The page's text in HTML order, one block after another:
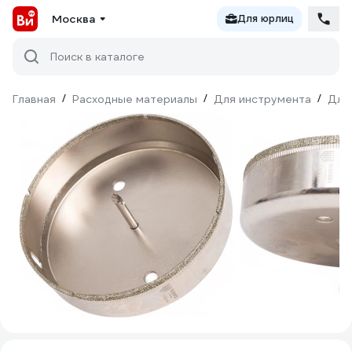
Москва Для юрлиц
Поиск в каталоге
Главная / Расходные материалы / Для инструмента / Для